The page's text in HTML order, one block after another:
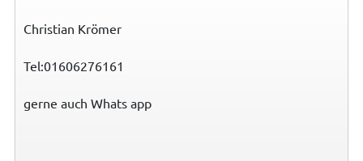
Christian Krömer
Tel:01606276161
gerne auch Whats app